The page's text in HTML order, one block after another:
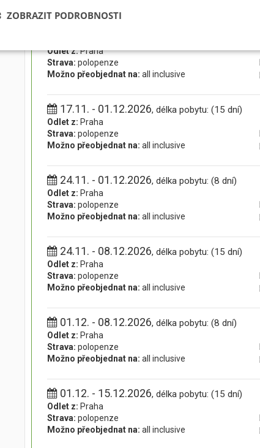
Odlet z:Praha
Strava: polopenze
Možno přeobjednat na: all inclusive
17.11. - 01.12.2026, délka pobytu: (15 dní)
Odlet z: Praha
Strava: polopenze
Možno přeobjednat na: all inclusive
24.11. - 01.12.2026, délka pobytu: (8 dní)
Odlet z: Praha
Strava: polopenze
Možno přeobjednat na: all inclusive
24.11. - 08.12.2026, délka pobytu: (15 dní)
Odlet z: Praha
Strava: polopenze
Možno přeobjednat na: all inclusive
01.12. - 08.12.2026, délka pobytu: (8 dní)
Odlet z: Praha
Strava: polopenze
Možno přeobjednat na: all inclusive
01.12. - 15.12.2026, délka pobytu: (15 dní)
Odlet z: Praha
Strava: polopenze
Možno přeobjednat na: all inclusive
ZOBRAZIT PODROBNOSTI